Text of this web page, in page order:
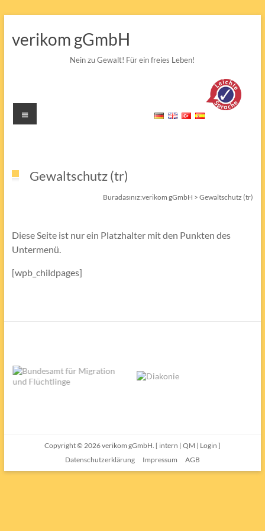
content
verikom gGmbH
Nein zu Gewalt! Für ein freies Leben!
Menü
Gewaltschutz (tr)
Buradasınız:verikom gGmbH >Gewaltschutz (tr)
Diese Seite ist nur ein Platzhalter mit den Punkten des
Untermenü.
[wpb_childpages]
Copyright © 2026verikom gGmbH. [ intern | QM | Login ]
Datenschutzerklärung
Impressum AGB